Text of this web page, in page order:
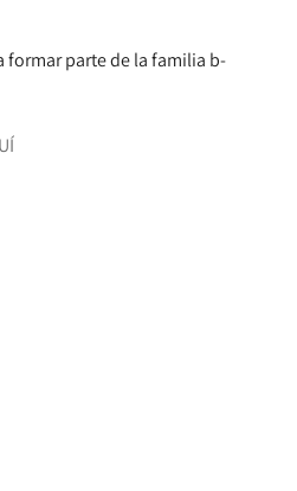
formar parte de la familia b-